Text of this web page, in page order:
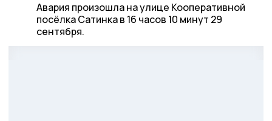
Авария произошла на улице Кооперативной
посёлка Сатинка в 16 часов 10 минут 29
сентября.